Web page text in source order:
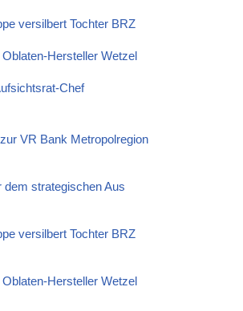
versilbert Tochter BRZ
Hersteller Wetzel
Chef
VR Bank Metropolregion
dem strategischen Aus
versilbert Tochter BRZ
Hersteller Wetzel